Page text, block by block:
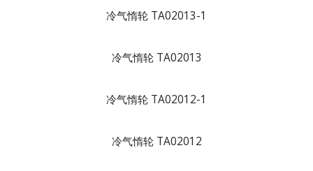
冷气惰轮 TA02013-1
冷气惰轮 TA02013
冷气惰轮 TA02012-1
冷气惰轮 TA02012